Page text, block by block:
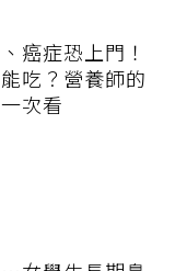
癌症恐上門！
吃？營養師的
次看